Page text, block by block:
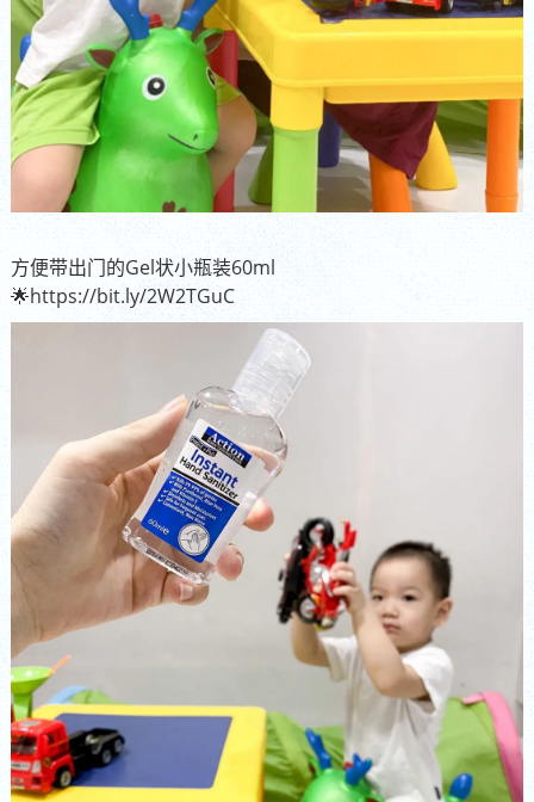
方便带出门的Gel状小瓶装60ml
🌟https://bit.ly/2W2TGuC